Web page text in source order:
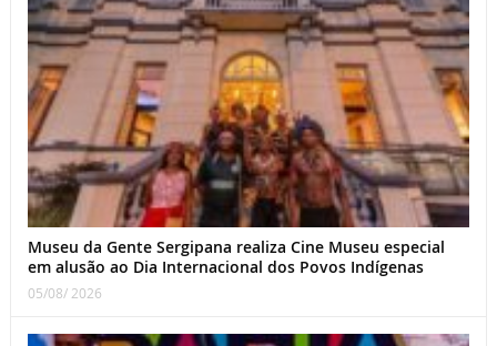
Museu da Gente Sergipana realiza Cine Museu especial
em alusão ao Dia Internacional dos Povos Indígenas
05/08/ 2026